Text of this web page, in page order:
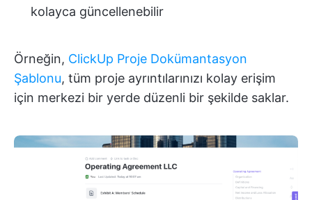
kolayca güncellenebilir
Örneğin, ClickUp Proje Dokümantasyon
Şablonu, tüm proje ayrıntılarınızı kolay erişim
için merkezi bir yerde düzenli bir şekilde saklar.